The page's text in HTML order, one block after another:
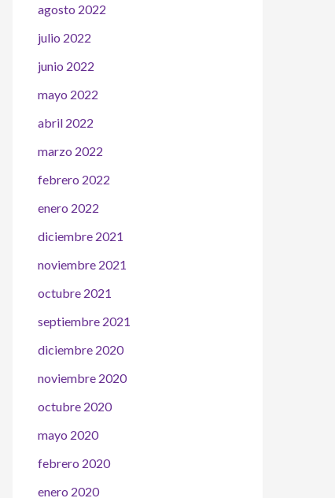
agosto 2022
julio 2022
junio 2022
mayo 2022
abril 2022
marzo 2022
febrero 2022
enero 2022
diciembre 2021
noviembre 2021
octubre 2021
septiembre 2021
diciembre 2020
noviembre 2020
octubre 2020
mayo 2020
febrero 2020
enero 2020